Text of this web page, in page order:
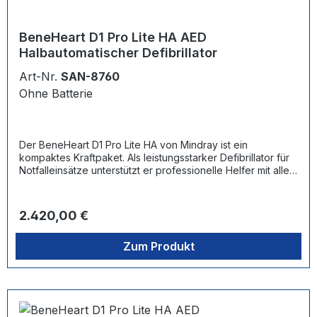
BeneHeart D1 Pro Lite HA AED
Halbautomatischer Defibrillator
Art-Nr. SAN-8760
Ohne Batterie
Der BeneHeart D1 Pro Lite HA von Mindray ist ein
kompaktes Kraftpaket. Als leistungsstarker Defibrillator für
Notfalleinsätze unterstützt er professionelle Helfer mit allen
Herzstillstandes Hilfe benötigen: Die intelligenten
Funktionen und intuitiv zu bedienende Benutzeroberfläche
machen den BeneHeart D1 Pro Lite HA zum idealen
Begleiter professioneller Ersthelfer. Seine hohe Effizienz
und Flexibilität sorgen für ein Stück Sicherheit, das von
einem lebensrettenden Hilfsmittel erwartet werden darf.
sowie sehr kompakt (28,8 x 21 x 8 cm). Die biphasische
Regulärer Preis:
2.420,00 €
Zum Produkt